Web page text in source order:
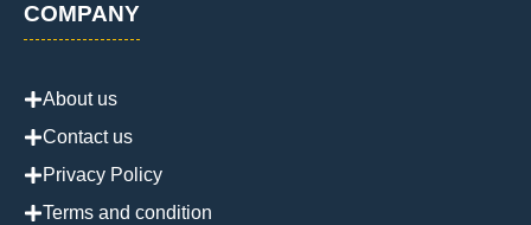
COMPANY
About us
Contact us
Privacy Policy
Terms and condition